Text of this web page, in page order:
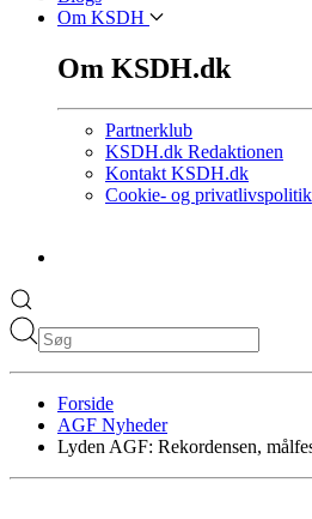
Om KSDH
Om KSDH.dk
Partnerklub
KSDH.dk Redaktionen
Kontakt KSDH.dk
Cookie- og privatlivspolitik
Forside
AGF Nyheder
Lyden AGF: Rekordensen,